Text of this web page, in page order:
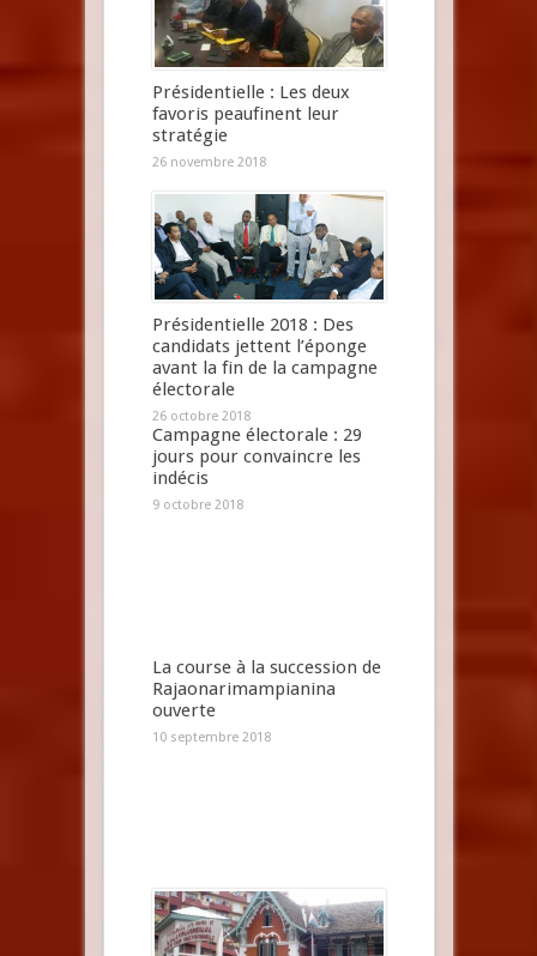
Présidentielle : Les deux
favoris peaufinent leur
stratégie
26 novembre 2018
Présidentielle 2018 : Des
candidats jettent l’éponge
avant la fin de la campagne
électorale
26 octobre 2018
Campagne électorale : 29
jours pour convaincre les
indécis
9 octobre 2018
La course à la succession de
Rajaonarimampianina
ouverte
10 septembre 2018